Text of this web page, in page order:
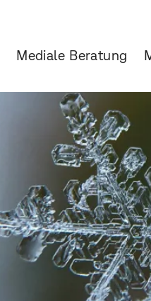
Mediale Beratung